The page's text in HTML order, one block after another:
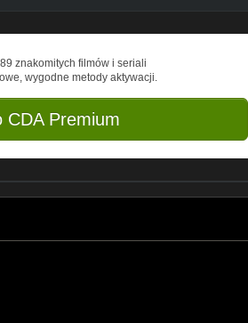
znakomitych filmów i seriali
wygodne metody aktywacji.
CDA Premium